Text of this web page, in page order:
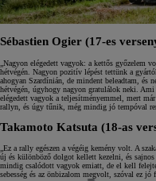
Sébastien Ogier (17-es
„Nagyon elégedett vagyok: a kettős győzelem
hétvégén. Nagyon pozitív lépést tettünk a
ahogyan Szardínián, de mindent beleadtam, és
hétvégén, úgyhogy nagyon gratulálok neki.
elégedett vagyok a teljesítményemmel, mert
rallyn, és úgy tűnik, még mindig jó tempóval
Takamoto Katsuta (18-as
„Ez a rally egészen a végéig kemény volt. A
új és különböző dolgot kellett kezelni, és
mindig csalódott vagyok emiatt, de el kell
sebesség és az önbizalom megvolt, szóval ez